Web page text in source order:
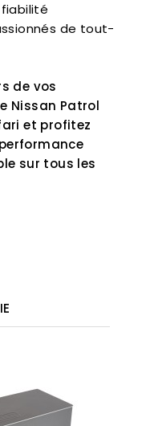
de tout-
de vos
Nissan Patrol
et profitez
sur tous les